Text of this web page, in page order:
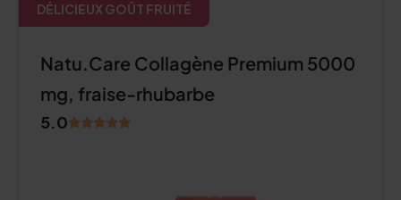
DÉLICIEUX GOÛT FRUITÉ
Natu.Care Collagène Premium 5000
mg, fraise-rhubarbe
5.0